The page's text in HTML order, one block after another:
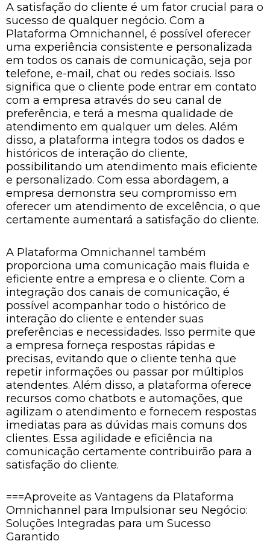
A satisfação do cliente é um fator crucial para o
sucesso de qualquer negócio. Com a
Plataforma Omnichannel, é possível oferecer
uma experiência consistente e personalizada
em todos os canais de comunicação, seja por
telefone, e-mail, chat ou redes sociais. Isso
significa que o cliente pode entrar em contato
com a empresa através do seu canal de
preferência, e terá a mesma qualidade de
atendimento em qualquer um deles. Além
disso, a plataforma integra todos os dados e
históricos de interação do cliente,
possibilitando um atendimento mais eficiente
e personalizado. Com essa abordagem, a
empresa demonstra seu compromisso em
oferecer um atendimento de excelência, o que
certamente aumentará a satisfação do cliente.
A Plataforma Omnichannel também
proporciona uma comunicação mais fluida e
eficiente entre a empresa e o cliente. Com a
integração dos canais de comunicação, é
possível acompanhar todo o histórico de
interação do cliente e entender suas
preferências e necessidades. Isso permite que
a empresa forneça respostas rápidas e
precisas, evitando que o cliente tenha que
repetir informações ou passar por múltiplos
atendentes. Além disso, a plataforma oferece
recursos como chatbots e automações, que
agilizam o atendimento e fornecem respostas
imediatas para as dúvidas mais comuns dos
clientes. Essa agilidade e eficiência na
comunicação certamente contribuirão para a
satisfação do cliente.
===Aproveite as Vantagens da Plataforma
Omnichannel para Impulsionar seu Negócio:
Soluções Integradas para um Sucesso
Garantido